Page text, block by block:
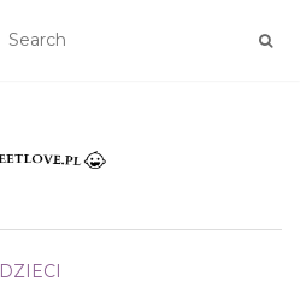
DZIECI